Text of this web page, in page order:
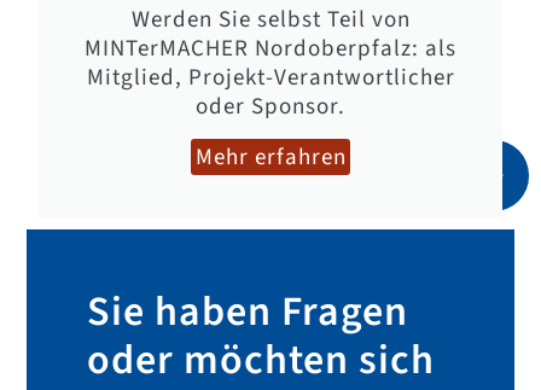
Werden Sie selbst Teil von
MINTerMACHER Nordoberpfalz: als
Mitglied, Projekt-Verantwortlicher
oder Sponsor.
Mehr erfahren
Sie haben Fragen
oder möchten sich